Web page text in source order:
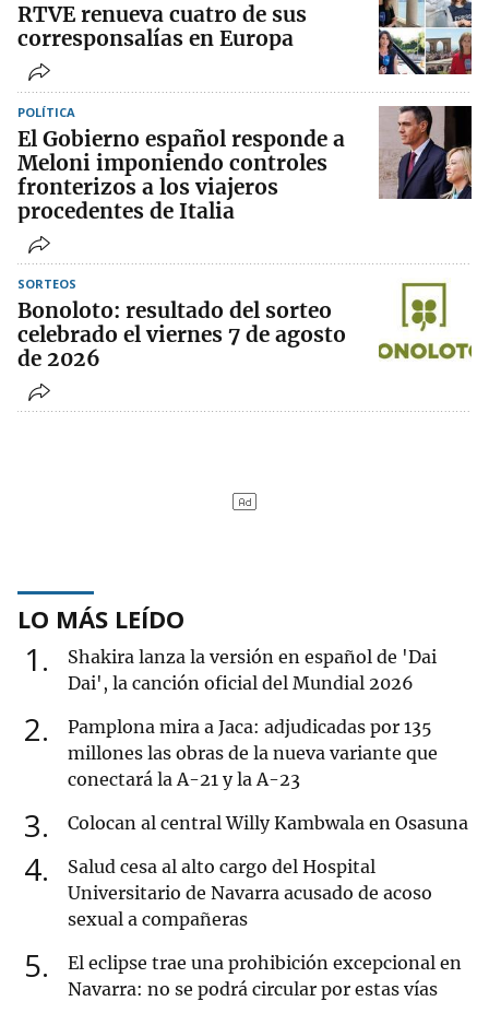
RTVE renueva cuatro de sus
corresponsalías en Europa
POLÍTICA
El Gobierno español responde a
Meloni imponiendo controles
fronterizos a los viajeros
procedentes de Italia
SORTEOS
Bonoloto: resultado del sorteo
celebrado el viernes 7 de agosto
de 2026
LO MÁS LEÍDO
1
Shakira lanza la versión en español de 'Dai
Dai', la canción oficial del Mundial 2026
2
Pamplona mira a Jaca: adjudicadas por 135
millones las obras de la nueva variante que
conectará la A-21 y la A-23
3 Colocan al central Willy Kambwala en Osasuna
4
Salud cesa al alto cargo del Hospital
Universitario de Navarra acusado de acoso
sexual a compañeras
5
El eclipse trae una prohibición excepcional en
Navarra: no se podrá circular por estas vías